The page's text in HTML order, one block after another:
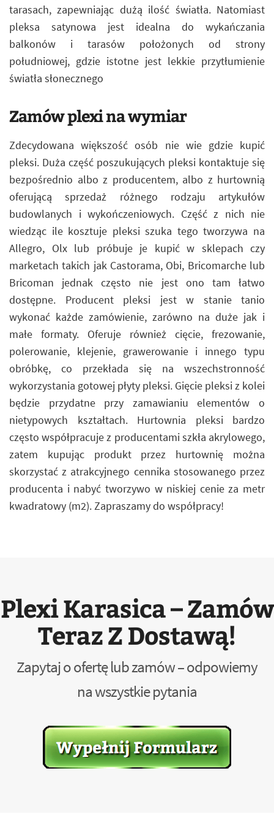
tarasach, zapewniając dużą ilość światła. Natomiast
pleksa satynowa jest idealna do wykańczania
balkonów i tarasów położonych od strony
południowej, gdzie istotne jest lekkie przytłumienie
światła słonecznego
Zamów plexi na wymiar
Zdecydowana większość osób nie wie gdzie kupić
pleksi. Duża część poszukujących pleksi kontaktuje się
bezpośrednio albo z producentem, albo z hurtownią
oferującą sprzedaż różnego rodzaju artykułów
budowlanych i wykończeniowych. Część z nich nie
wiedząc ile kosztuje pleksi szuka tego tworzywa na
Allegro, Olx lub próbuje je kupić w sklepach czy
marketach takich jak Castorama, Obi, Bricomarche lub
Bricoman jednak często nie jest ono tam łatwo
dostępne. Producent pleksi jest w stanie tanio
wykonać każde zamówienie, zarówno na duże jak i
małe formaty. Oferuje również cięcie, frezowanie,
polerowanie, klejenie, grawerowanie i innego typu
obróbkę, co przekłada się na wszechstronność
wykorzystania gotowej płyty pleksi. Gięcie pleksi z kolei
będzie przydatne przy zamawianiu elementów o
nietypowych kształtach. Hurtownia pleksi bardzo
często współpracuje z producentami szkła akrylowego,
zatem kupując produkt przez hurtownię można
skorzystać z atrakcyjnego cennika stosowanego przez
producenta i nabyć tworzywo w niskiej cenie za metr
kwadratowy (m2). Zapraszamy do współpracy!
Plexi Karasica – Zamów
Teraz Z Dostawą!
Zapytaj o ofertę lub zamów – odpowiemy
na wszystkie pytania